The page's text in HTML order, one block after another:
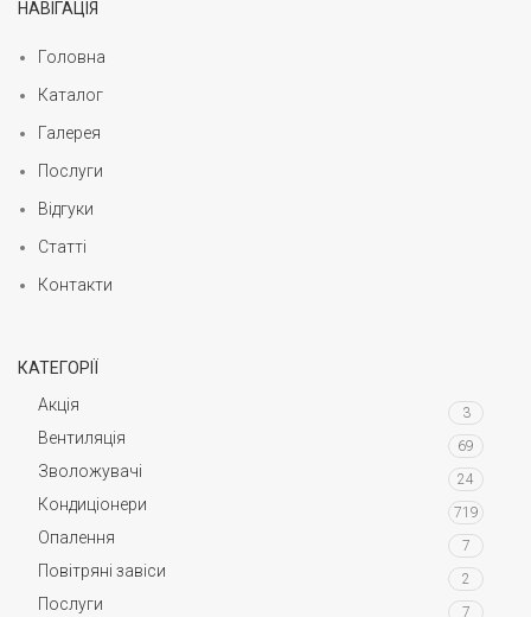
НАВІГАЦІЯ
Головна
Каталог
Галерея
Послуги
Відгуки
Статті
Контакти
КАТЕГОРІЇ
Акція
3
Вентиляція 69
Зволожувачі 24
Кондиціонери 719
Опалення 7
Повітряні завіси 2
Послуги 7